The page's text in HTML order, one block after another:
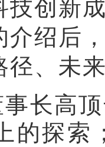
技创新
介绍后
径、未
长高
的探索